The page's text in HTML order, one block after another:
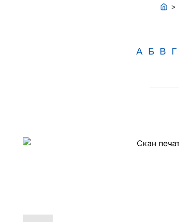
>
А Б В Г
Скан